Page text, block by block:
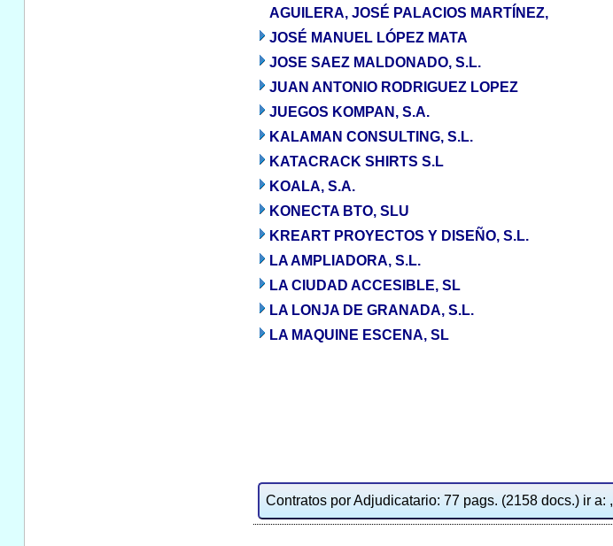
AGUILERA, JOSÉ PALACIOS MARTÍNEZ,
JOSÉ MANUEL LÓPEZ MATA
JOSE SAEZ MALDONADO, S.L.
JUAN ANTONIO RODRIGUEZ LOPEZ
JUEGOS KOMPAN, S.A.
KALAMAN CONSULTING, S.L.
KATACRACK SHIRTS S.L
KOALA, S.A.
KONECTA BTO, SLU
KREART PROYECTOS Y DISEÑO, S.L.
LA AMPLIADORA, S.L.
LA CIUDAD ACCESIBLE, SL
LA LONJA DE GRANADA, S.L.
LA MAQUINE ESCENA, SL
Contratos por Adjudicatario: 77 pags. (2158 docs.) ir a: ,